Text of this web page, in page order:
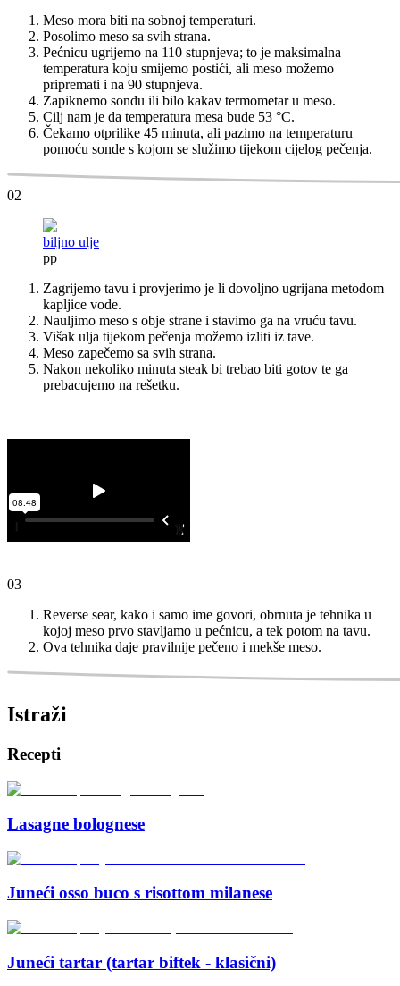
Meso mora biti na sobnoj temperaturi.
Posolimo meso sa svih strana.
Pećnicu ugrijemo na 110 stupnjeva; to je maksimalna
temperatura koju smijemo postići, ali meso možemo
pripremati i na 90 stupnjeva.
Zapiknemo sondu ili bilo kakav termometar u meso.
Cilj nam je da temperatura mesa bude 53 °C.
Čekamo otprilike 45 minuta, ali pazimo na temperaturu
pomoću sonde s kojom se služimo tijekom cijelog pečenja.
02
biljno ulje
pp
Zagrijemo tavu i provjerimo je li dovoljno ugrijana metodom
kapljice vode.
Nauljimo meso s obje strane i stavimo ga na vruću tavu.
Višak ulja tijekom pečenja možemo izliti iz tave.
Meso zapečemo sa svih strana.
Nakon nekoliko minuta steak bi trebao biti gotov te ga
prebacujemo na rešetku.
03
Reverse sear, kako i samo ime govori, obrnuta je tehnika u
kojoj meso prvo stavljamo u pećnicu, a tek potom na tavu.
Ova tehnika daje pravilnije pečeno i mekše meso.
Istraži
Recepti
Lasagne bolognese
Juneći osso buco s risottom milanese
Juneći tartar (tartar biftek - klasični)